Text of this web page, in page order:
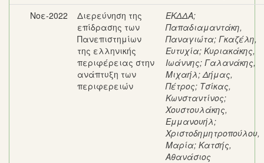
Νοε-2022
Διερεύνηση της
επίδρασης των
Πανεπιστημίων
της ελληνικής
περιφέρειας στην
ανάπτυξη των
περιφερειών
ΕΚΔΔΑ;
Παπαδιαμαντάκη,
Παναγιώτα; Γκαζέλη,
Ευτυχία; Κυριακάκης,
Ιωάννης; Γαλανάκης,
Μιχαήλ;Δήμας,
Πέτρος; Τσίκας,
Κωνσταντίνος;
Χουστουλάκης,
Εμμανουήλ;
Χριστοδημητροπούλου,
Μαρία; Κατσής,
Αθανάσιος